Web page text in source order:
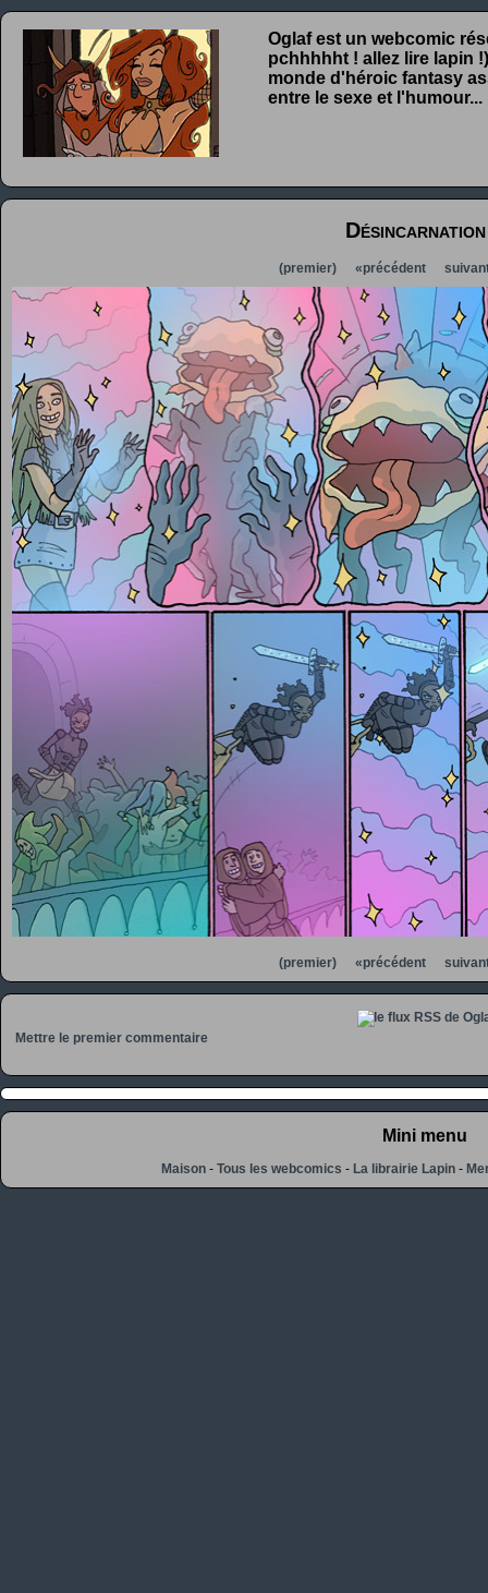
Oglaf est un webcomic
pchhhhht ! allez lire lapin
monde d'héroic fantasy
entre le sexe et l'humour...
(premier) «précédent
(premier) «précédent
Mettre le premier commentaire
Mini menu
Maison -Tous les webcomics -La librairie Lapin -